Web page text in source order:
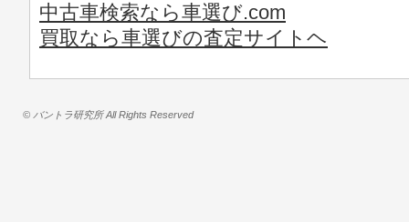
中古車検索なら車選び.com
買取なら車選びの査定サイトヘ
© バントラ研究所 All Rights Reserved